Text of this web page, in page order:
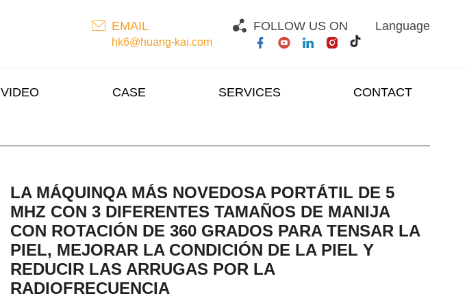
EMAIL
hk6@huang-kai.com
FOLLOW US ON Language
VIDEO CASE SERVICES CONTACT
LA MÁQUINQA MÁS NOVEDOSA PORTÁTIL DE 5
MHZ CON 3 DIFERENTES TAMAÑOS DE MANIJA
CON ROTACIÓN DE 360 GRADOS PARA TENSAR LA
PIEL, MEJORAR LA CONDICIÓN DE LA PIEL Y
REDUCIR LAS ARRUGAS POR LA
RADIOFRECUENCIA